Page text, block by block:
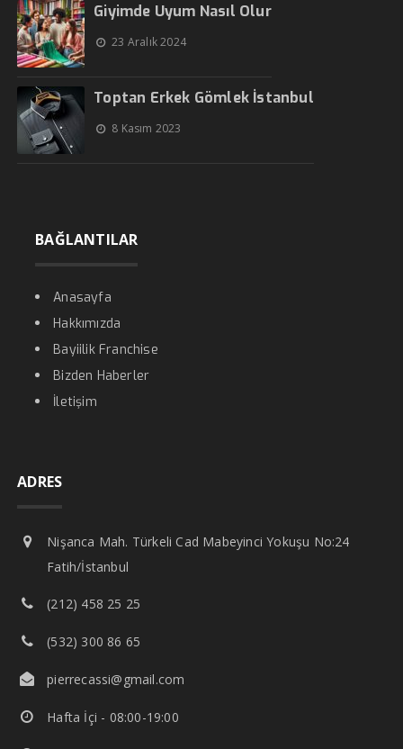
Giyimde Uyum Nasıl Olur
23 Aralık 2024
Toptan Erkek Gömlek İstanbul
8 Kasım 2023
BAĞLANTILAR
Anasayfa
Hakkımızda
Bayiilik Franchise
Bizden Haberler
İletişim
ADRES
Nişanca Mah. Türkeli Cad Mabeyinci Yokuşu No:24
Fatih/İstanbul
(212) 458 25 25
(532) 300 86 65
pierrecassi@gmail.com
Hafta İçi - 08:00-19:00